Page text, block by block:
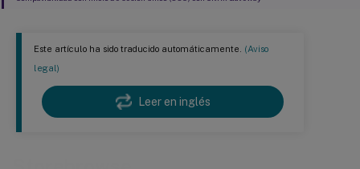
Este artículo ha sido traducido automáticamente. (Aviso
legal)
Leer en inglés